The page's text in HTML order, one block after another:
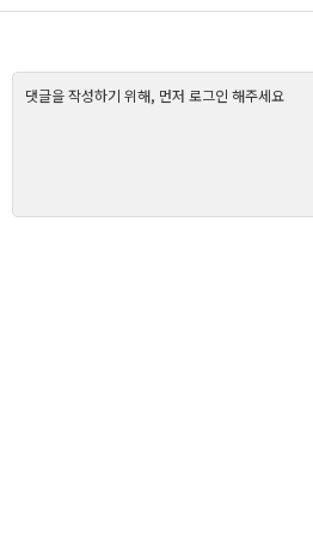
댓글을 작성하기 위해, 먼저 로그인 해주세요